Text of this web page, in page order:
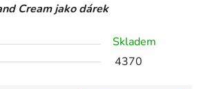
Cream jako dárek
Skladem
4370